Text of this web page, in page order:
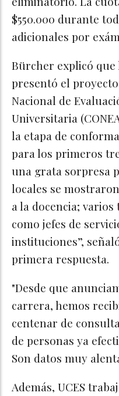
$550.000 durante
adicionales por
Bürcher explicó
presentó el
Nacional de
Universitaria
la etapa de
para los primeros
una grata sorpresa
locales se
a la docencia;
como jefes de
instituciones”,
primera respuesta.
"Desde que
carrera, hemos
centenar de
de personas ya
Son datos muy
Además, UCES